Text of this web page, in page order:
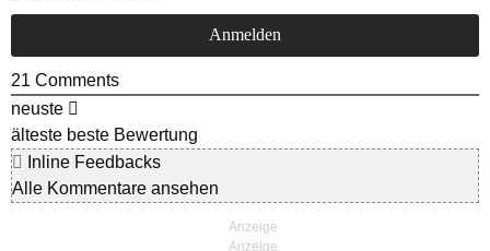
21 Comments
neuste
älteste beste Bewertung
Inline Feedbacks
Alle Kommentare ansehen